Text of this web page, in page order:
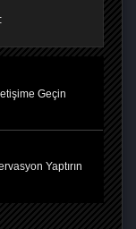
Geçin
Yaptırın